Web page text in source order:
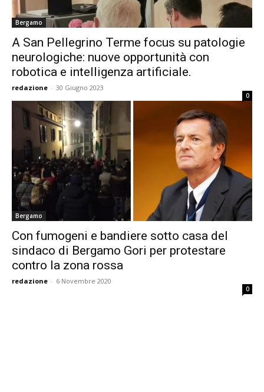
Bergamo
A San Pellegrino Terme focus su patologie
neurologiche: nuove opportunità con
robotica e intelligenza artificiale.
redazione - 30 Giugno 2023
0
Bergamo
Con fumogeni e bandiere sotto casa del
sindaco di Bergamo Gori per protestare
contro la zona rossa
redazione - 6 Novembre 2020
0